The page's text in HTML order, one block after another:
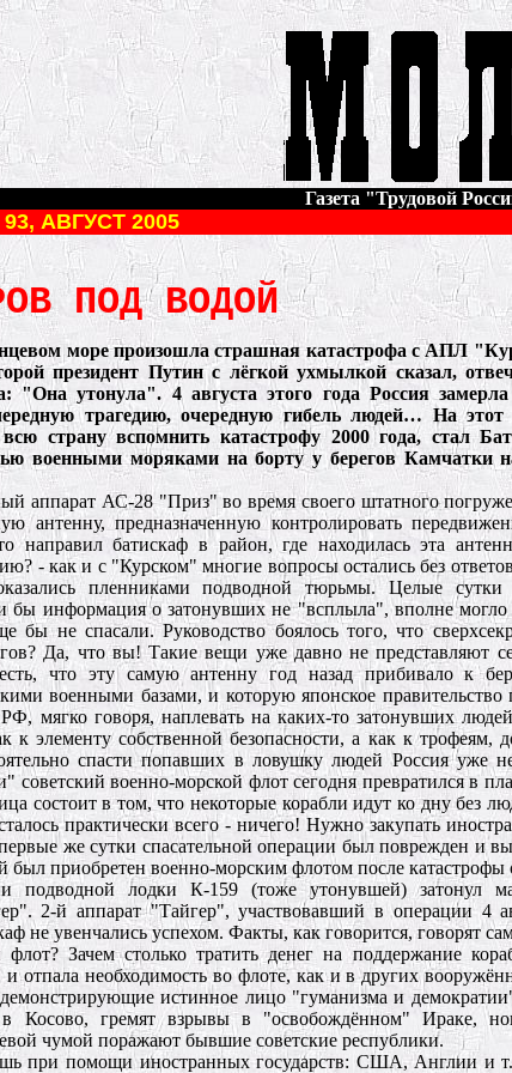
Газета "Трудовой
АВГУСТ 2005
ПОД ВОДОЙ
море произошла страшная катастрофа с АПЛ
президент Путин с лёгкой ухмылкой сказал,
"Она утонула". 4 августа этого года Россия
трагедию, очередную гибель людей… На этот
страну вспомнить катастрофу 2000 года, стал
военными моряками на борту у берегов Камчатки
аппарат АС-28 "Приз" во время своего штатного
антенну, предназначенную контролировать
направил батискаф в район, где находилась эта
- как и с "Курском" многие вопросы остались без
пленниками подводной тюрьмы. Целые сутки
бы информация о затонувших не "всплыла", вполне могло
бы не спасали. Руководство боялось того, что
Да, что вы! Такие вещи уже давно не представляют
что эту самую антенну год назад прибивало к
военными базами, и которую японское правительство
мягко говоря, наплевать на каких-то затонувших
элементу собственной безопасности, а как к трофеям,
спасти попавших в ловушку людей Россия уже
советский военно-морской флот сегодня превратился в
состоит в том, что некоторые корабли идут ко дну без
практически всего - ничего! Нужно закупать
же сутки спасательной операции был поврежден и
приобретен военно-морским флотом после
подводной лодки К-159 (тоже утонувшей) затонул
2-й аппарат "Тайгер", участвовавший в операции 4
не увенчались успехом. Факты, как говорится, говорят
Зачем столько тратить денег на поддержание
отпала необходимость во флоте, как и в других
истинное лицо "гуманизма и
Косово, гремят взрывы в "освобождённом" Ираке,
чумой поражают бывшие советские республики.
при помощи иностранных государств: США, Англии и